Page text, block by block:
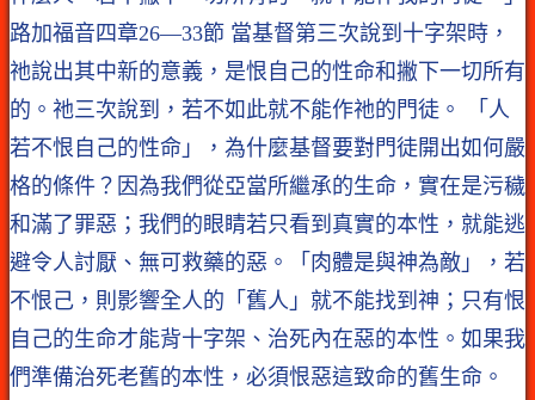
路加福音四章26—33節 當基督第三次說到十字架時，
祂說出其中新的意義，是恨自己的性命和撇下一切所有
的。祂三次說到，若不如此就不能作祂的門徒。 「人
若不恨自己的性命」，為什麼基督要對門徒開出如何嚴
格的條件？因為我們從亞當所繼承的生命，實在是污穢
和滿了罪惡；我們的眼睛若只看到真實的本性，就能逃
避令人討厭、無可救藥的惡。「肉體是與神為敵」，若
不恨己，則影響全人的「舊人」就不能找到神；只有恨
自己的生命才能背十字架、治死內在惡的本性。如果我
們準備治死老舊的本性，必須恨惡這致命的舊生命。